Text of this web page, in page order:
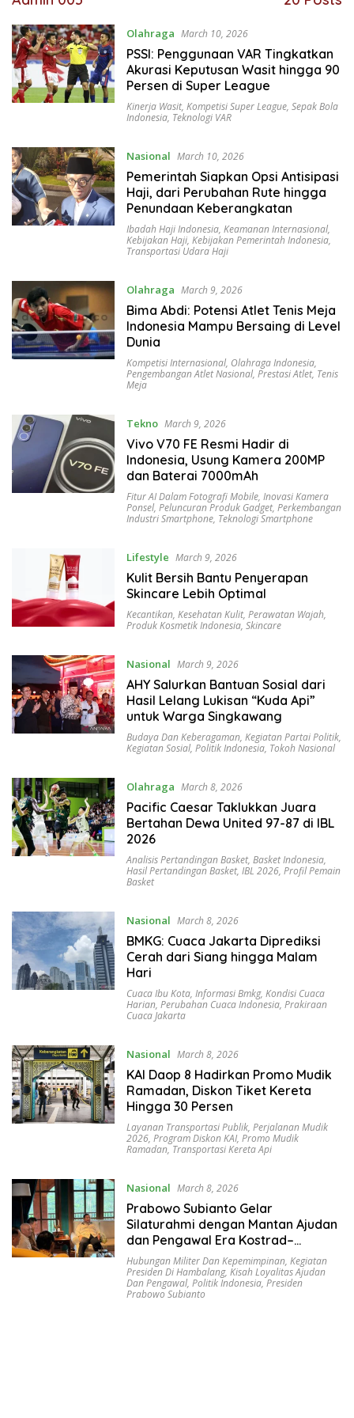
Olahraga March 10, 2026
PSSI: Penggunaan VAR Tingkatkan
Akurasi Keputusan Wasit hingga 90
Persen di Super League
Kinerja Wasit, Kompetisi Super League, Sepak Bola
Indonesia, Teknologi VAR
Nasional March 10, 2026
Pemerintah Siapkan Opsi Antisipasi
Haji, dari Perubahan Rute hingga
Penundaan Keberangkatan
Ibadah Haji Indonesia, Keamanan Internasional,
Kebijakan Haji, Kebijakan Pemerintah Indonesia,
Transportasi Udara Haji
Olahraga March 9, 2026
Bima Abdi: Potensi Atlet Tenis Meja
Indonesia Mampu Bersaing di Level
Dunia
Kompetisi Internasional, Olahraga Indonesia,
Pengembangan Atlet Nasional, Prestasi Atlet, Tenis
Meja
Tekno March 9, 2026
Vivo V70 FE Resmi Hadir di
Indonesia, Usung Kamera 200MP
dan Baterai 7000mAh
Fitur AI Dalam Fotografi Mobile, Inovasi Kamera
Ponsel, Peluncuran Produk Gadget, Perkembangan
Industri Smartphone, Teknologi Smartphone
Lifestyle March 9, 2026
Kulit Bersih Bantu Penyerapan
Skincare Lebih Optimal
Kecantikan, Kesehatan Kulit, Perawatan Wajah,
Produk Kosmetik Indonesia, Skincare
Nasional March 9, 2026
AHY Salurkan Bantuan Sosial dari
Hasil Lelang Lukisan “Kuda Api”
untuk Warga Singkawang
Budaya Dan Keberagaman, Kegiatan Partai Politik,
Kegiatan Sosial, Politik Indonesia, Tokoh Nasional
Olahraga March 8, 2026
Pacific Caesar Taklukkan Juara
Bertahan Dewa United 97-87 di IBL
2026
Analisis Pertandingan Basket, Basket Indonesia,
Hasil Pertandingan Basket, IBL 2026, Profil Pemain
Basket
Nasional March 8, 2026
BMKG: Cuaca Jakarta Diprediksi
Cerah dari Siang hingga Malam
Hari
Cuaca Ibu Kota, Informasi Bmkg, Kondisi Cuaca
Harian, Perubahan Cuaca Indonesia, Prakiraan
Cuaca Jakarta
Nasional March 8, 2026
KAI Daop 8 Hadirkan Promo Mudik
Ramadan, Diskon Tiket Kereta
Hingga 30 Persen
Layanan Transportasi Publik, Perjalanan Mudik
2026, Program Diskon KAI, Promo Mudik
Ramadan, Transportasi Kereta Api
Nasional March 8, 2026
Prabowo Subianto Gelar
Silaturahmi dengan Mantan Ajudan
dan Pengawal Era Kostrad–
Kopassus di Hambalang
Hubungan Militer Dan Kepemimpinan, Kegiatan
Presiden Di Hambalang, Kisah Loyalitas Ajudan
Dan Pengawal, Politik Indonesia, Presiden
Prabowo Subianto